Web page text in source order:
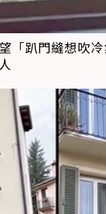
「趴門縫想吹